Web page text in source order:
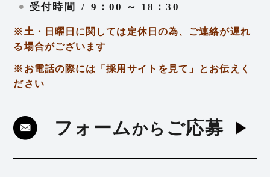
受付時間
9：00 ～ 18：30
※土・日曜日に関しては定休日の為、ご連絡が遅れ
る場合がございます
※お電話の際には「採用サイトを見て」とお伝えく
ださい
フォームから ご応募